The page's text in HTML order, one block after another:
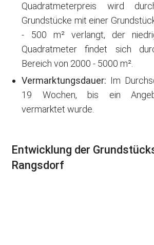
Quadratmeterpreis wird
Grundstücke mit einer
- 500 m² verlangt, der
Quadratmeter findet sich
Bereich von 2000 - 5000 m².
Vermarktungsdauer: Im
19 Wochen, bis ein
vermarktet wurde.
Entwicklung der
Rangsdorf